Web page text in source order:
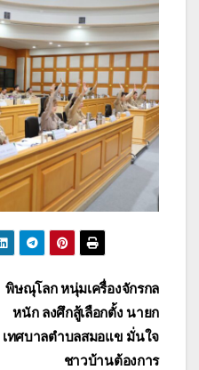
พิษณุโลก หนุ่มเครื่องจักรกล
หนัก ลงศึกสู้เลือกตั้ง นายก
เทศบาลตำบลสมอแข มั่นใจ
ชาวบ้านต้องการ